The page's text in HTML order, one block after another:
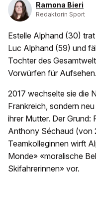
Ramona Bieri
Redaktorin Sport
Estelle Alphand (30)
Luc Alphand (59) und
Tochter des
Vorwürfen für Aufsehen.
2017 wechselte sie die
Frankreich, sondern
ihrer Mutter. Der Grund:
Anthony Séchaud (von
Teamkolleginnen wirft
Monde» «moralische
Skifahrerinnen» vor.